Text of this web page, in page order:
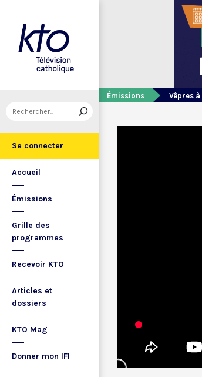
Se connecter
Accueil
Émissions
Grille des
programmes
Recevoir KTO
Articles et
dossiers
KTO Mag
Donner mon IFI
Émissions Vêpres